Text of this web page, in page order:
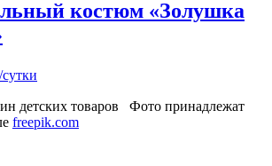
костюм «Золушка
/сутки
детских товаров Фото принадлежат
freepik.com